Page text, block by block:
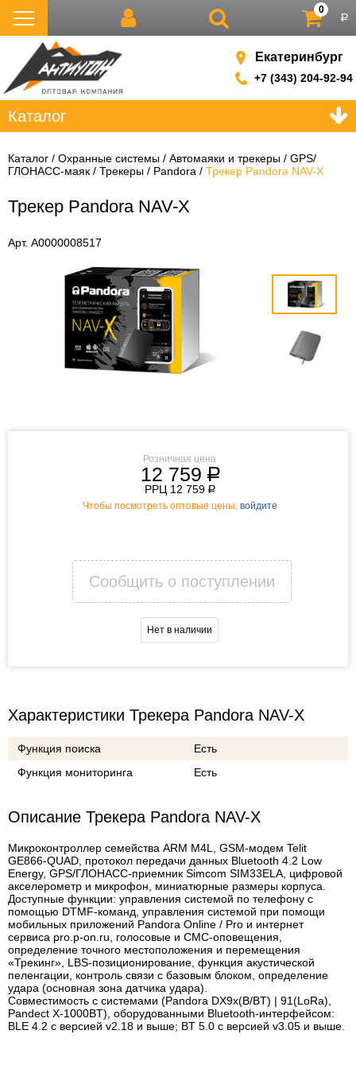
0
р
Екатеринбург
+7 (343) 204-92-94
Каталог
Каталог Охранные системы Автомаяки и трекеры
GPS/
ГЛОНАСС-маяк
Трекеры Pandora Трекер Pandora NAV-X
Трекер Pandora NAV-X
Арт. А0000008517
Розничная цена
12 759 р
РРЦ 12 759 р
Чтобы посмотреть оптовые цены, войдите
Сообщить о поступлении
Нет в наличии
Характеристики Трекера Pandora NAV-X
Функция поиска
Есть
Функция мониторинга
Есть
Описание Трекера Pandora NAV-X
Микроконтроллер семейства ARM M4L, GSM-модем Telit
GE866-QUAD, протокол передачи данных Bluetooth 4.2 Low
Energy, GPS/ГЛОНАСС-приемник Simcom SIM33ELA, цифровой
акселерометр и микрофон, миниатюрные размеры корпуса.
Доступные функции: управления системой по телефону с
помощью DTMF-команд, управления системой при помощи
мобильных приложений Pandora Online / Pro и интернет
сервиса pro.p-on.ru, голосовые и СМС-оповещения,
определение точного местоположения и перемещения
«Трекинг», LBS-позиционирование, функция акустической
пеленгации, контроль связи с базовым блоком, определение
удара (основная зона датчика удара).
Совместимость с системами (Pandora DX9х(B/BT) | 91(LoRa),
Pandect X-1000BT), оборудованными Bluetooth-интерфейсом:
BLE 4.2 с версией v2.18 и выше; BT 5.0 с версией v3.05 и выше.